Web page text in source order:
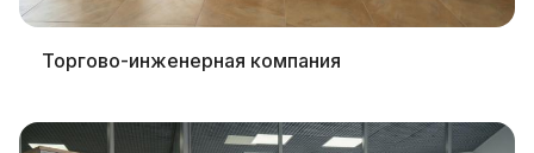
Торгово-инженерная компания